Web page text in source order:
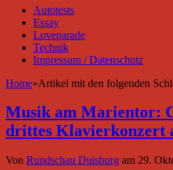
Autotests
Essay
Loveparade
Technik
Impressum / Datenschutz
Home»Artikel mit den folgenden
Musik am Marientor:
drittes Klavierkonzert
Von Rundschau Duisburg am 29.